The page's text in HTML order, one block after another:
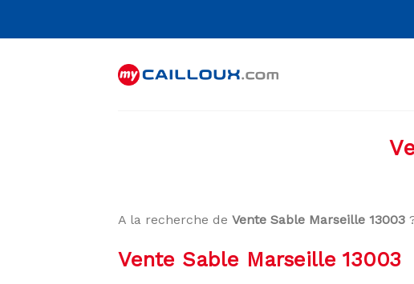
A la recherche de Vente Sable Marseille 13003
Vente Sable Marseille 13003